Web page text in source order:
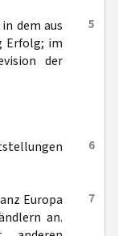
5
dem aus
Erfolg; im
der
6
7
Europa
an.